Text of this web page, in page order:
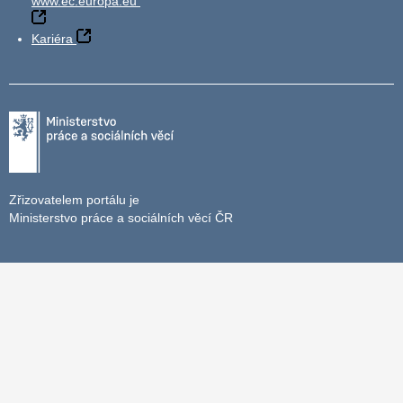
Kariéra
Zřizovatelem portálu je
Ministerstvo práce a sociálních věcí ČR